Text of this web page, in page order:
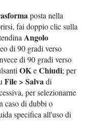
posta nella
fai doppio clic sulla
Angolo
di 90 gradi verso
di 90 gradi verso
OKeChiudi; per
File > Salvadi
per selezionarne
caso di dubbi o
specifica all'uso di